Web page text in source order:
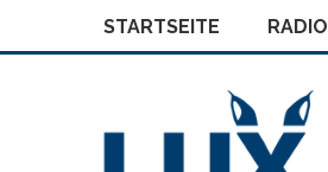
STARTSEITE RADIO